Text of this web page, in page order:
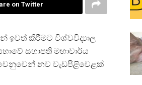
on Twitter
ඉවත් කිරීමට විශ්වවිද්යාල
සභාපති මහාචාර්ය
වෙනුවෙන් නව වැඩපිළිවෙළක්